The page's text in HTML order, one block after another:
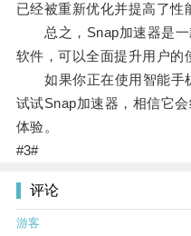
已经被重新优化并提高了性
总之，Snap加速器是一
软件，可以全面提升用户的
如果你正在使用智能手
试试Snap加速器，相信它
体验。
#3#
评论
游客